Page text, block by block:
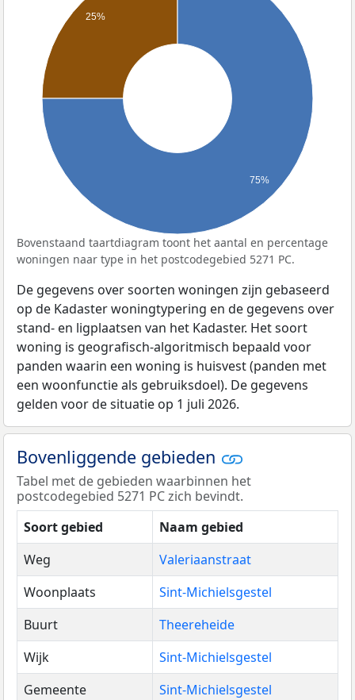
25%
75%
Bovenstaand taartdiagram toont het aantal en percentage
woningen naar type in het postcodegebied 5271 PC.
De gegevens over soorten woningen zijn gebaseerd
op de Kadaster woningtypering en de gegevens over
stand- en ligplaatsen van het Kadaster. Het soort
woning is geografisch-algoritmisch bepaald voor
panden waarin een woning is huisvest (panden met
een woonfunctie als gebruiksdoel). De gegevens
gelden voor de situatie op 1 juli 2026.
Bovenliggende gebieden
Tabel met de gebieden waarbinnen het
postcodegebied 5271 PC zich bevindt.
Soort gebied
Naam gebied
Weg
Valeriaanstraat
Woonplaats
Sint-Michielsgestel
Buurt
Theereheide
Wijk
Sint-Michielsgestel
Gemeente
Sint-Michielsgestel